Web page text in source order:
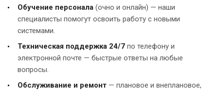
Обучение персонала (очно и онлайн) — наши
специалисты помогут освоить работу с новыми
системами.
Техническая поддержка 24/7 по телефону и
электронной почте — быстрые ответы на любые
вопросы.
Обслуживание и ремонт — плановое и внеплановое,